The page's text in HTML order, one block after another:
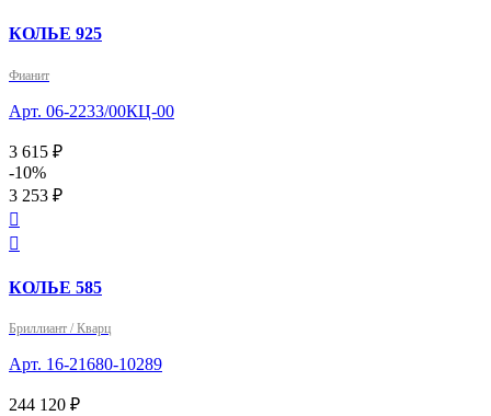
КОЛЬЕ 925
Фианит
Арт. 06-2233/00КЦ-00
3 615 ₽
-10%
3 253 ₽


КОЛЬЕ 585
Бриллиант / Кварц
Арт. 16-21680-10289
244 120 ₽